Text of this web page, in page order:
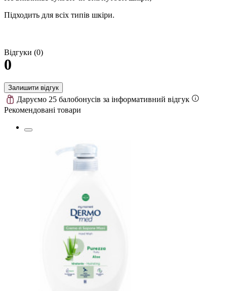
Підходить для всіх типів шкіри.
Відгуки (0)
0
Залишити відгук
Даруємо 25 балобонусів за інформативний відгук
Рекомендовані товари